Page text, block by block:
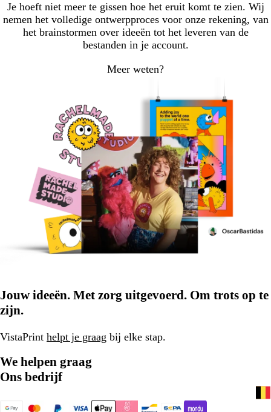
Je hoeft niet meer te gissen hoe het eruit komt te zien. Wij
nemen het volledige ontwerpproces voor onze rekening, van
het brainstormen over ideeën tot het leveren van de
bestanden in je account.
Meer weten?
Jouw ideeën. Met zorg uitgevoerd. Om trots op te
zijn.
VistaPrint helpt je graag bij elke stap.
We helpen graag
Ons bedrijf